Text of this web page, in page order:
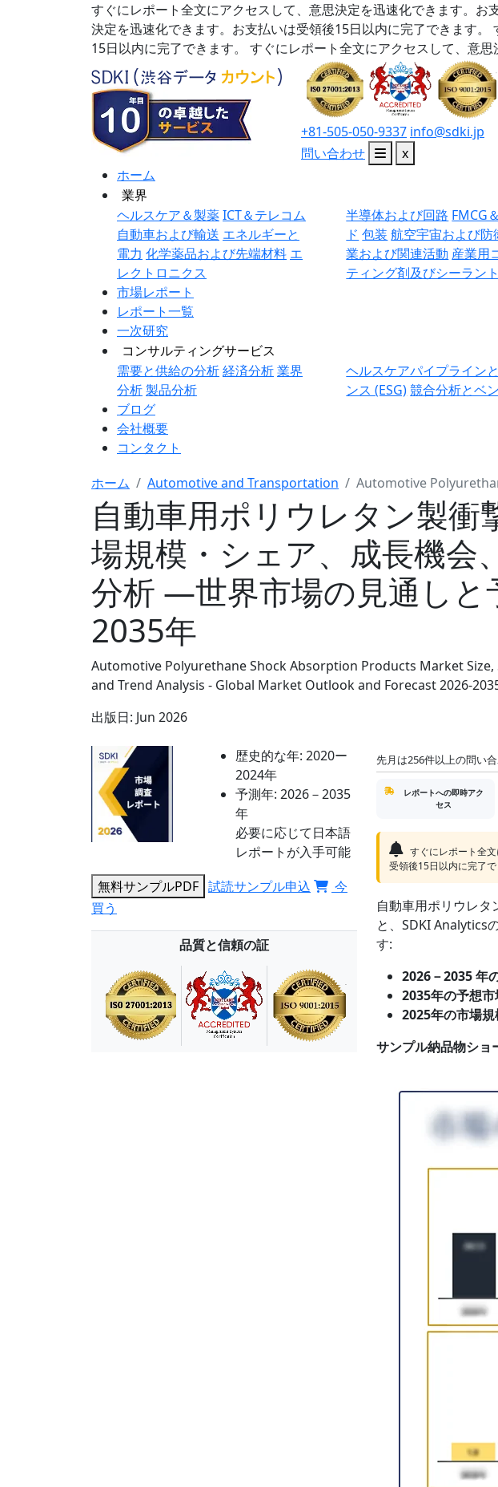
すぐにレポート全文にアクセスして、意思決定を迅速化できます。お
決定を迅速化できます。お支払いは受領後15日以内に完了できます。
15日以内に完了できます。
すぐにレポート全文にアクセスして、意
+81-505-050-9337 info@sdki.jp
問い合わせ
x
ホーム
業界
ヘルスケア＆製薬ICT＆テレコム
自動車および輸送 エネルギーと
電力 化学薬品および先端材料 エ
レクトロニクス
半導体および回路 FMCG
ド 包装 航空宇宙および防
業および関連活動 産業用
ティング剤及びシーラント
市場レポート
レポート一覧
一次研究
コンサルティングサービス
需要と供給の分析経済分析業界
分析製品分析
ヘルスケアパイプライン
ンス (ESG)競合分析とベ
ブログ
会社概要
コンタクト
ホーム Automotive and Transportation Automotive
自動車用ポリウレタン製衝
場規模・シェア、成長機会
分析 ―世界市場の見通しと
2035年
Automotive Polyurethane Shock Absorption Products Market
and Trend Analysis - Global Market Outlook and Forecast 2026-
出版日: Jun 2026
歴史的な年: 2020ー
2024年
予測年: 2026－2035
年
必要に応じて日本語
レポートが入手可能
無料サンプルPDF 試読サンプル申込
今
買う
品質と信頼の証
先月は256件以上の問い
レポートへの即時アク
セス
すぐにレポート全
受領後15日以内に完了で
自動車用ポリウレタ
と、SDKI Analytics
す:
2026－2035 年
2035年の予想
2025年の市場規
サンプル納品物ショ